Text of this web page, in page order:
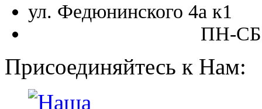
ул. Федюнинского 4а к1
ПН-СБ,
Присоединяйтесь к Нам: